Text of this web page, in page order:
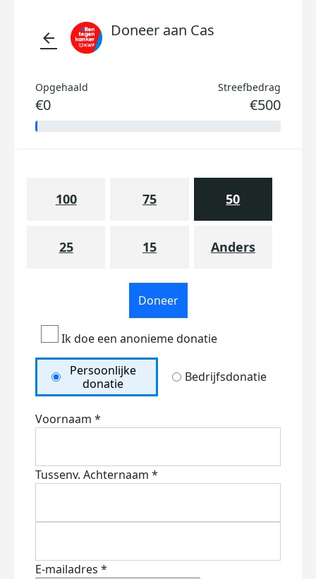
arrow_back Doneer aan Cas
Opgehaald
€0
Streefbedrag
€500
100 75 50
25 15 Anders
Doneer
Ik doe een anonieme donatie
Persoonlijke
donatie
Bedrijfsdonatie
Voornaam *
Tussenv. Achternaam *
E-mailadres *